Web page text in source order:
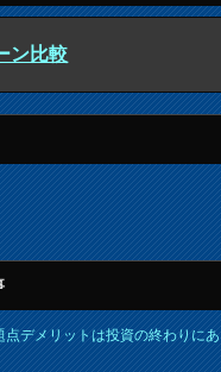
ン比較
点デメリットは投資の終わりに